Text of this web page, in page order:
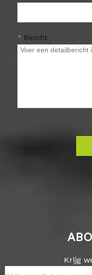
* Bericht
Krijg